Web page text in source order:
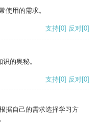
使用的需求。
支持[0] 反对[0]
的奥秘。
支持[0] 反对[0]
据自己的需求选择学习方